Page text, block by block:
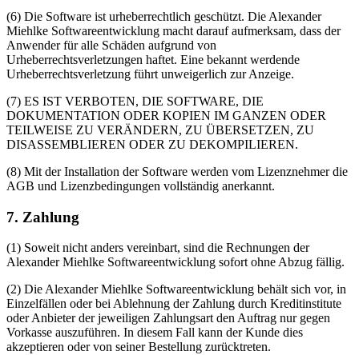
(6) Die Software ist urheberrechtlich geschützt. Die Alexander
Miehlke Softwareentwicklung macht darauf aufmerksam, dass der
Anwender für alle Schäden aufgrund von
Urheberrechtsverletzungen haftet. Eine bekannt werdende
Urheberrechtsverletzung führt unweigerlich zur Anzeige.
(7) ES IST VERBOTEN, DIE SOFTWARE, DIE
DOKUMENTATION ODER KOPIEN IM GANZEN ODER
TEILWEISE ZU VERÄNDERN, ZU ÜBERSETZEN, ZU
DISASSEMBLIEREN ODER ZU DEKOMPILIEREN.
(8) Mit der Installation der Software werden vom Lizenznehmer die
AGB und Lizenzbedingungen vollständig anerkannt.
7. Zahlung
(1) Soweit nicht anders vereinbart, sind die Rechnungen der
Alexander Miehlke Softwareentwicklung sofort ohne Abzug fällig.
(2) Die Alexander Miehlke Softwareentwicklung behält sich vor, in
Einzelfällen oder bei Ablehnung der Zahlung durch Kreditinstitute
oder Anbieter der jeweiligen Zahlungsart den Auftrag nur gegen
Vorkasse auszuführen. In diesem Fall kann der Kunde dies
akzeptieren oder von seiner Bestellung zurücktreten.